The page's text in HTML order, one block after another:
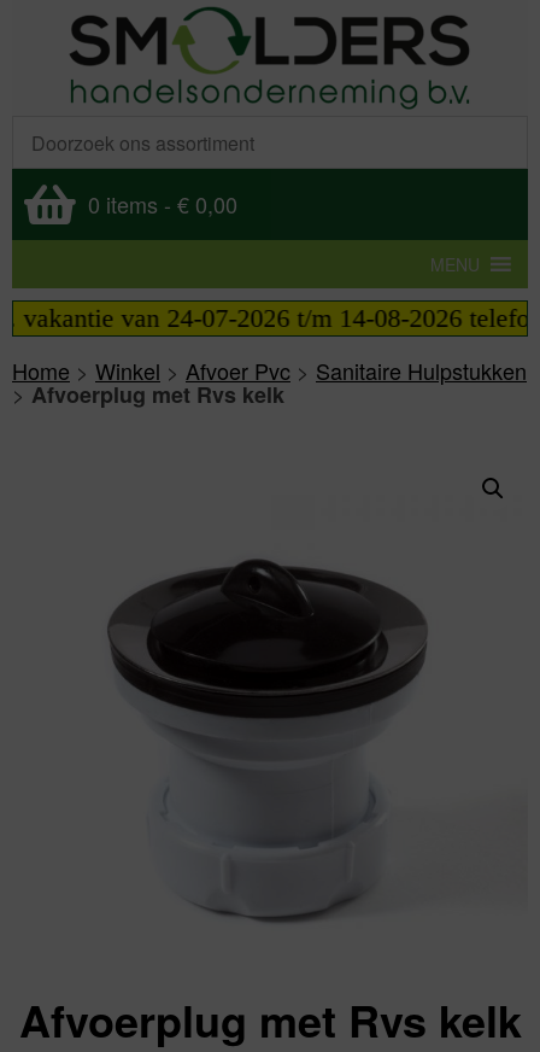
0 items - € 0,00
MENU
van 24-07-2026 t/m 14-08-2026
Home > Winkel > Afvoer Pvc > Sanitaire Hulpstukken
>Afvoerplug met Rvs kelk
Afvoerplug met Rvs kelk